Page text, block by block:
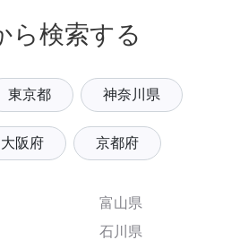
ら検索する
東京都 神奈川県
大阪府 京都府
富山県
石川県